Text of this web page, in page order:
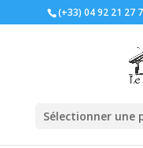
(+33) 04 92 21 27
Sélectionner une